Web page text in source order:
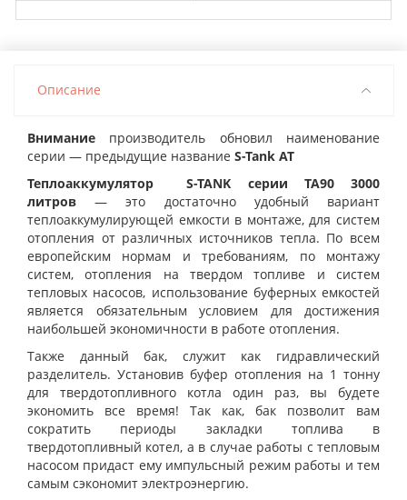
Описание
Внимание производитель обновил наименование
серии — предыдущие название S-Tank AT
Теплоаккумулятор S-TANK серии TA90 3000
литров — это достаточно удобный вариант
теплоаккумулирующей емкости в монтаже, для систем
отопления от различных источников тепла. По всем
европейским нормам и требованиям, по монтажу
систем, отопления на твердом топливе и систем
тепловых насосов, использование буферных емкостей
является обязательным условием для достижения
наибольшей экономичности в работе отопления.
Также данный бак, служит как гидравлический
разделитель. Установив буфер отопления на 1 тонну
для твердотопливного котла один раз, вы будете
экономить все время! Так как, бак позволит вам
сократить периоды закладки топлива в
твердотопливный котел, а в случае работы с тепловым
насосом придаст ему импульсный режим работы и тем
самым сэкономит электроэнергию.